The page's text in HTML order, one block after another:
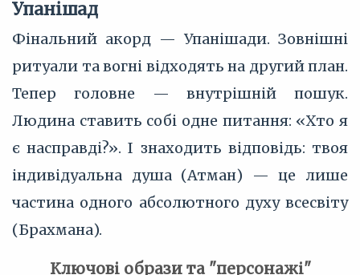
Упанішад
Фінальний акорд — Упанішади. Зовнішні
ритуали та вогні відходять на другий план.
Тепер головне — внутрішній пошук.
Людина ставить собі одне питання: «Хто я
є насправді?». І знаходить відповідь: твоя
індивідуальна душа (Атман) — це лише
частина одного абсолютного духу всесвіту
(Брахмана).
Ключові образи та "персонажі"